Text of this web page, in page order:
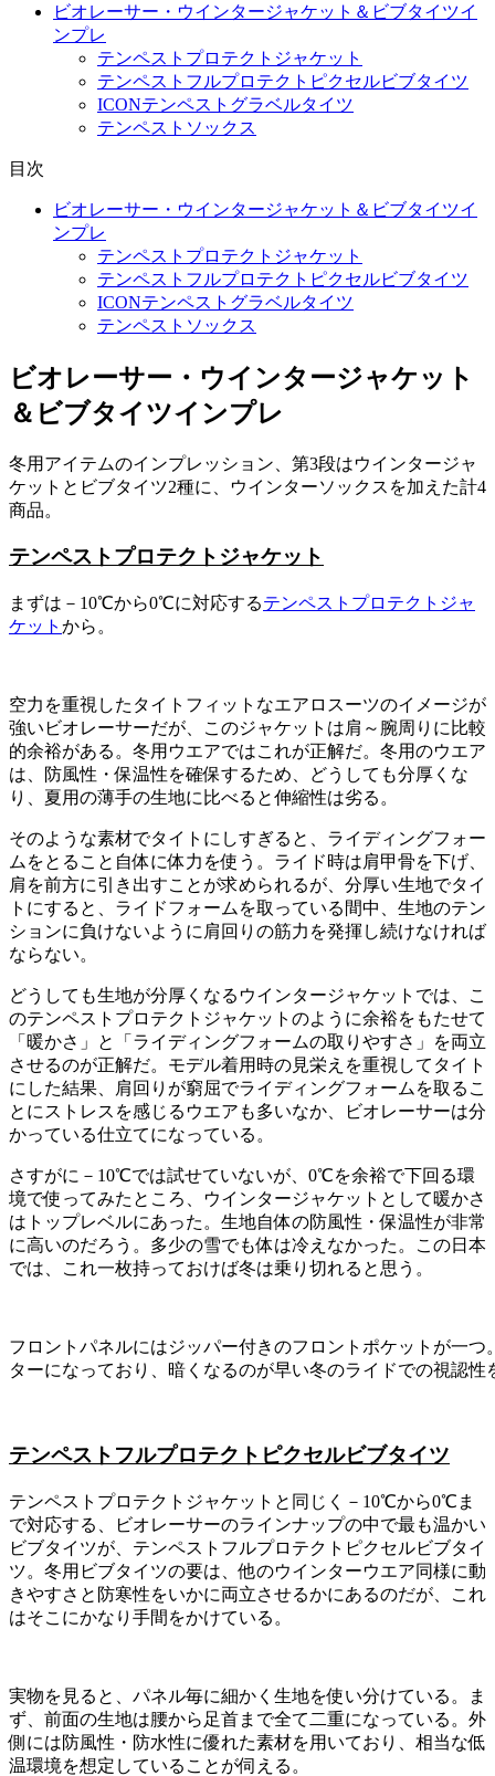
ビオレーサー・ウインタージャケット＆ビブタイツイ
ンプレ
テンペストプロテクトジャケット
テンペストフルプロテクトピクセルビブタイツ
ICONテンペストグラベルタイツ
テンペストソックス
目次
ビオレーサー・ウインタージャケット＆ビブタイツイ
ンプレ
テンペストプロテクトジャケット
テンペストフルプロテクトピクセルビブタイツ
ICONテンペストグラベルタイツ
テンペストソックス
ビオレーサー・ウインタージャケット
＆ビブタイツインプレ
冬用アイテムのインプレッション、第3段はウインタージャ
ケットとビブタイツ2種に、ウインターソックスを加えた計4
商品。
テンペストプロテクトジャケット
まずは－10℃から0℃に対応するテンペストプロテクトジャ
ケット から。
空力を重視したタイトフィットなエアロスーツのイメージが
強いビオレーサーだが、このジャケットは肩～腕周りに比較
的余裕がある。冬用ウエアではこれが正解だ。冬用のウエア
は、防風性・保温性を確保するため、どうしても分厚くな
り、夏用の薄手の生地に比べると伸縮性は劣る。
そのような素材でタイトにしすぎると、ライディングフォー
ムをとること自体に体力を使う。ライド時は肩甲骨を下げ、
肩を前方に引き出すことが求められるが、分厚い生地でタイ
トにすると、ライドフォームを取っている間中、生地のテン
ションに負けないように肩回りの筋力を発揮し続けなければ
ならない。
どうしても生地が分厚くなるウインタージャケットでは、こ
のテンペストプロテクトジャケットのように余裕をもたせて
「暖かさ」と「ライディングフォームの取りやすさ」を両立
させるのが正解だ。モデル着用時の見栄えを重視してタイト
にした結果、肩回りが窮屈でライディングフォームを取るこ
とにストレスを感じるウエアも多いなか、ビオレーサーは分
かっている仕立てになっている。
さすがに－10℃では試せていないが、0℃を余裕で下回る環
境で使ってみたところ、ウインタージャケットとして暖かさ
はトップレベルにあった。生地自体の防風性・保温性が非常
に高いのだろう。多少の雪でも体は冷えなかった。この日本
では、これ一枚持っておけば冬は乗り切れると思う。
フロントパネルにはジッパー付きのフロントポケットが一
ターになっており、暗くなるのが早い冬のライドでの視認性
テンペストフルプロテクトピクセルビブタイツ
テンペストプロテクトジャケットと同じく－10℃から0℃ま
で対応する、ビオレーサーのラインナップの中で最も温かい
ビブタイツが、テンペストフルプロテクトピクセルビブタイ
ツ。冬用ビブタイツの要は、他のウインターウエア同様に動
きやすさと防寒性をいかに両立させるかにあるのだが、これ
はそこにかなり手間をかけている。
実物を見ると、パネル毎に細かく生地を使い分けている。ま
ず、前面の生地は腰から足首まで全て二重になっている。外
側には防風性・防水性に優れた素材を用いており、相当な低
温環境を想定していることが伺える。